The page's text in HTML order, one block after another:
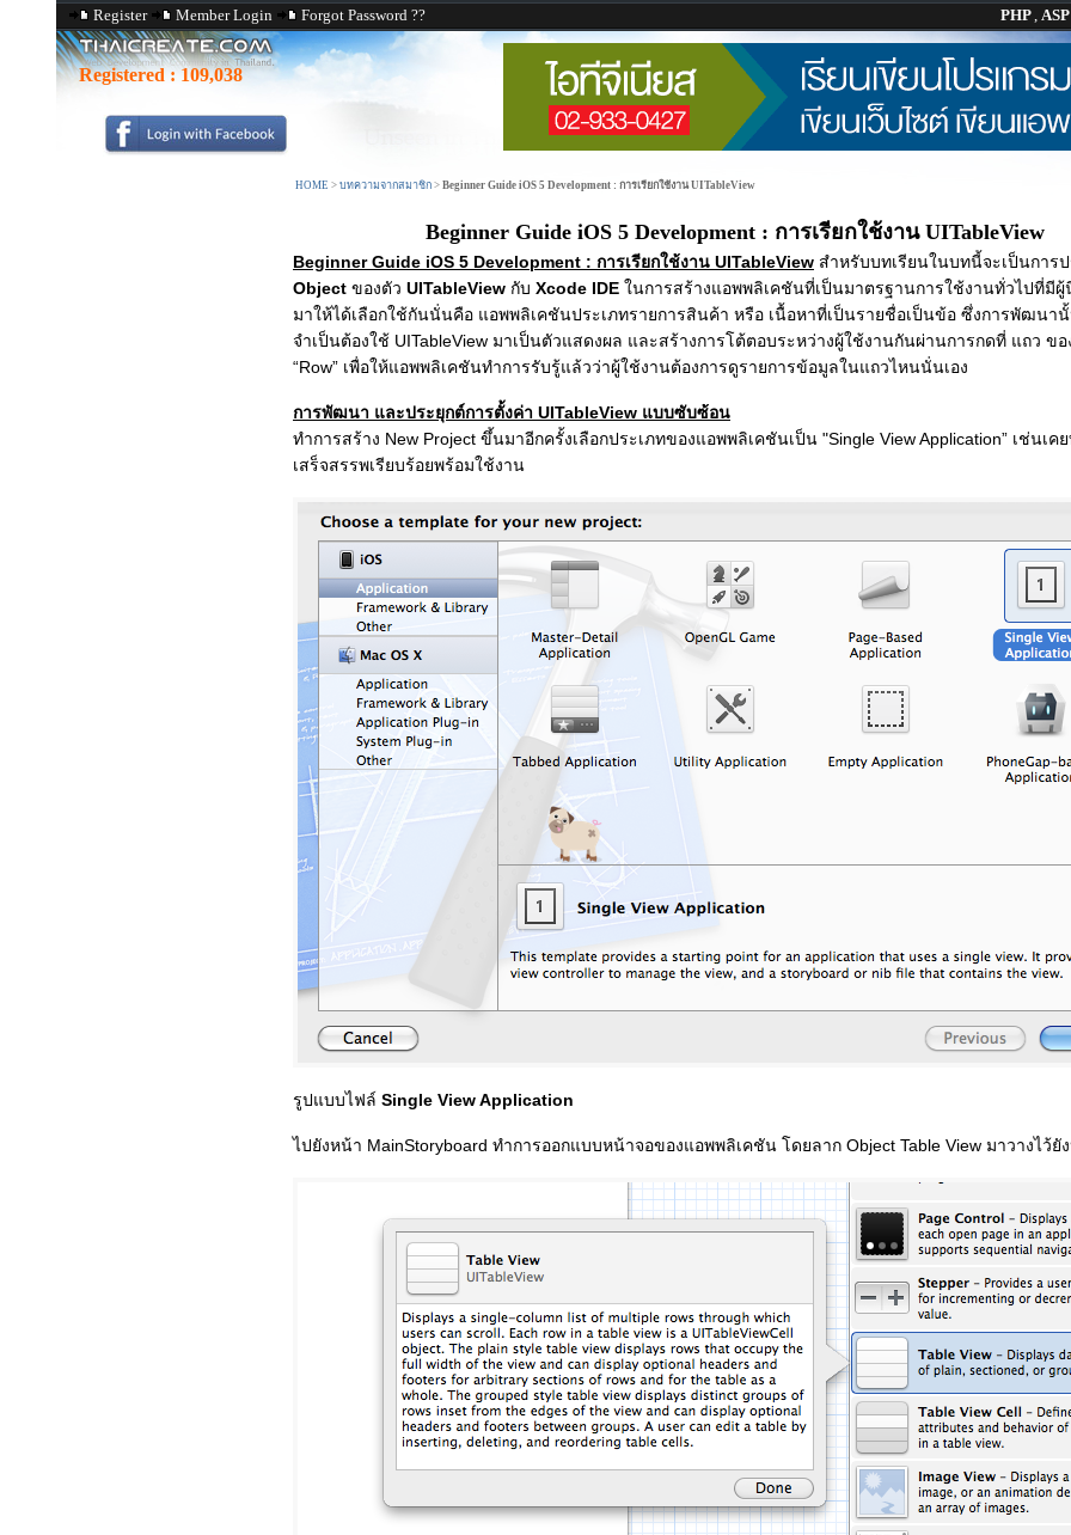
Register Member Login Forgot Password ?? PHP, ASP
Registered : 109,038
HOME > บทความจากสมาชิก > Beginner Guide iOS 5 Development : การเรียกใช้งาน UITableView
Beginner Guide iOS 5 Development : การเรียกใช้งาน UITableView
Beginner Guide iOS 5 Development : การเรียกใช้งาน UITableView สำหรับบทเรียนในบทนี้จะเป็นการ
Object ของตัว UITableView กับ Xcode IDE ในการสร้างแอพพลิเคชันที่เป็นมาตรฐานการใช้งานทั่วไปที่มี
มาให้ได้เลือกใช้กันนั่นคือ แอพพลิเคชันประเภทรายการสินค้า หรือ เนื้อหาที่เป็นรายชื่อเป็นข้อ ซึ่งการพัฒน
จำเป็นต้องใช้ UITableView มาเป็นตัวแสดงผล และสร้างการโต้ตอบระหว่างผู้ใช้งานกันผ่านการกดที่ แถว ขอ
“Row” เพื่อให้แอพพลิเคชันทำการรับรู้แล้วว่าผู้ใช้งานต้องการดูรายการข้อมูลในแถวไหนนั่นเอง
การพัฒนา และประยุกต์การตั้งค่า UITableView แบบซับซ้อน
ทำการสร้าง New Project ขึ้นมาอีกครั้งเลือกประเภทของแอพพลิเคชันเป็น "Single View Application” เช่นเค
เสร็จสรรพเรียบร้อยพร้อมใช้งาน
รูปแบบไฟล์ Single View Application
ไปยังหน้า MainStoryboard ทำการออกแบบหน้าจอของแอพพลิเคชัน โดยลาก Object Table View มาวางไว้